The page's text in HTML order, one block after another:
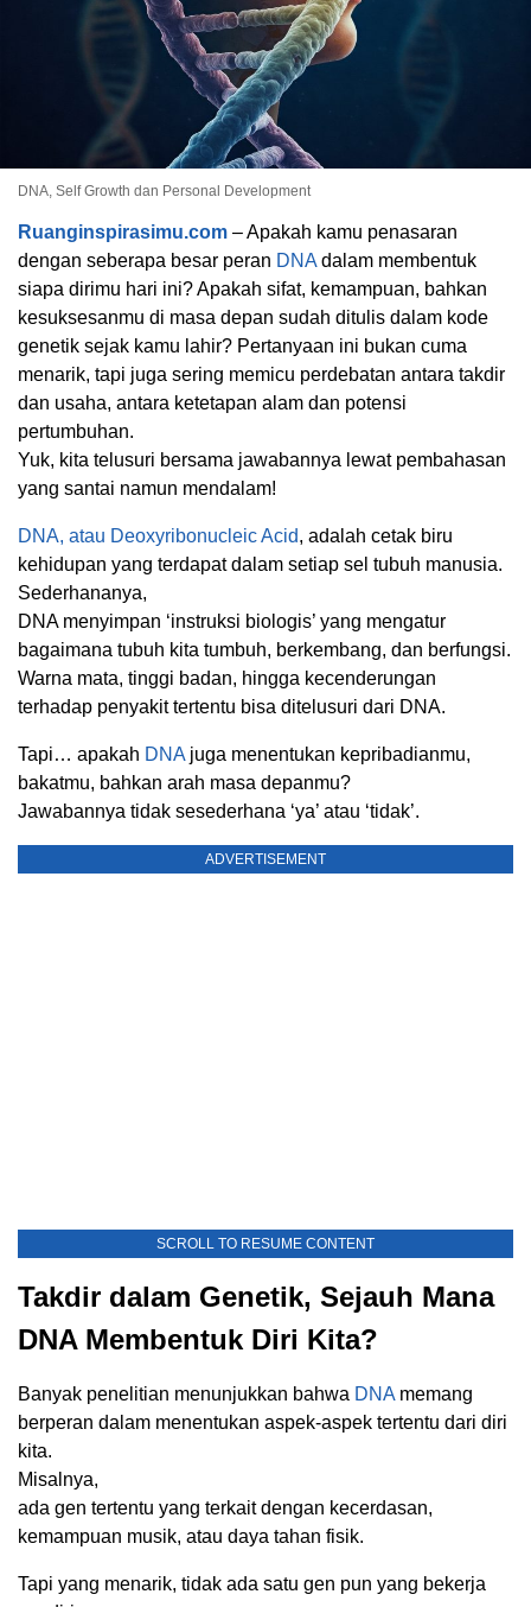
DNA, Self Growth dan Personal Development
Ruanginspirasimu.com – Apakah kamu penasaran
dengan seberapa besar peran DNA dalam membentuk
siapa dirimu hari ini? Apakah sifat, kemampuan, bahkan
kesuksesanmu di masa depan sudah ditulis dalam kode
genetik sejak kamu lahir? Pertanyaan ini bukan cuma
menarik, tapi juga sering memicu perdebatan antara takdir
dan usaha, antara ketetapan alam dan potensi
pertumbuhan.
Yuk, kita telusuri bersama jawabannya lewat pembahasan
yang santai namun mendalam!
DNA, atau Deoxyribonucleic Acid, adalah cetak biru
kehidupan yang terdapat dalam setiap sel tubuh manusia.
Sederhananya,
DNA menyimpan ‘instruksi biologis’ yang mengatur
bagaimana tubuh kita tumbuh, berkembang, dan berfungsi.
Warna mata, tinggi badan, hingga kecenderungan
terhadap penyakit tertentu bisa ditelusuri dari DNA.
Tapi… apakah DNA juga menentukan kepribadianmu,
bakatmu, bahkan arah masa depanmu?
Jawabannya tidak sesederhana ‘ya’ atau ‘tidak’.
ADVERTISEMENT
SCROLL TO RESUME CONTENT
Takdir dalam Genetik, Sejauh Mana
DNA Membentuk Diri Kita?
Banyak penelitian menunjukkan bahwa DNA memang
berperan dalam menentukan aspek-aspek tertentu dari diri
kita.
Misalnya,
ada gen tertentu yang terkait dengan kecerdasan,
kemampuan musik, atau daya tahan fisik.
Tapi yang menarik, tidak ada satu gen pun yang bekerja